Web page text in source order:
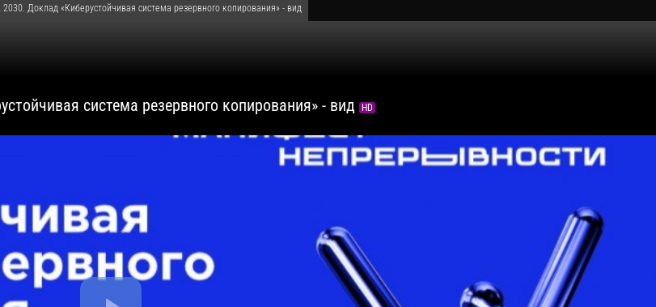
Доклад «Киберустойчивая система резервного копирования» - вид
система резервного копирования» - вид HD